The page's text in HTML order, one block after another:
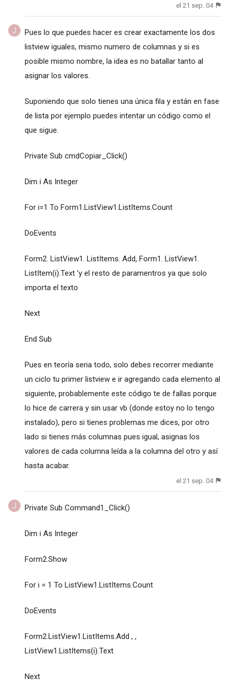
el 21 sep. 04
Pues lo que puedes hacer es crear exactamente los dos
listview iguales, mismo numero de columnas y si es
posible mismo nombre, la idea es no batallar tanto al
asignar los valores.
Suponiendo que solo tienes una única fila y están en fase
de lista por ejemplo puedes intentar un código como el
que sigue.
Private Sub cmdCopiar_Click()
Dim i As Integer
For i=1 To Form1.ListView1.ListItems.Count
DoEvents
Form2. ListView1. ListItems. Add, Form1. ListView1.
ListItem(i).Text 'y el resto de paramentros ya que solo
importa el texto
Next
End Sub
Pues en teoría seria todo, solo debes recorrer mediante
un ciclo tu primer listview e ir agregando cada elemento al
siguiente, probablemente este código te de fallas porque
lo hice de carrera y sin usar vb (donde estoy no lo tengo
instalado), pero si tienes problemas me dices, por otro
lado si tienes más columnas pues igual, asignas los
valores de cada columna leída a la columna del otro y así
hasta acabar.
el 21 sep. 04
Private Sub Command1_Click()
Dim i As Integer
Form2.Show
For i = 1 To ListView1.ListItems.Count
DoEvents
Form2.ListView1.ListItems.Add , ,
ListView1.ListItems(i).Text
Next